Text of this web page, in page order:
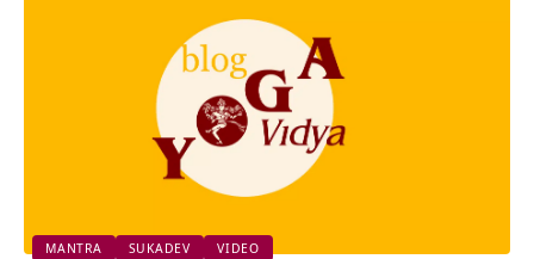
MANTRA SUKADEV VIDEO